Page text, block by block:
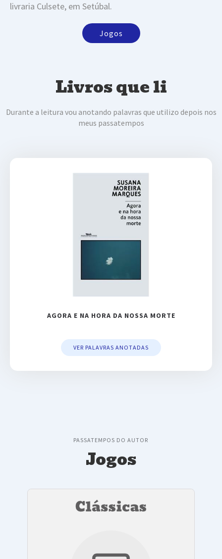
livraria Culsete, em Setúbal.
Jogos
Livros que li
Durante a leitura vou anotando palavras que utilizo depois nos
meus passatempos
AGORA E NA HORA DA NOSSA MORTE
VER PALAVRAS ANOTADAS
PASSATEMPOS DO AUTOR
Jogos